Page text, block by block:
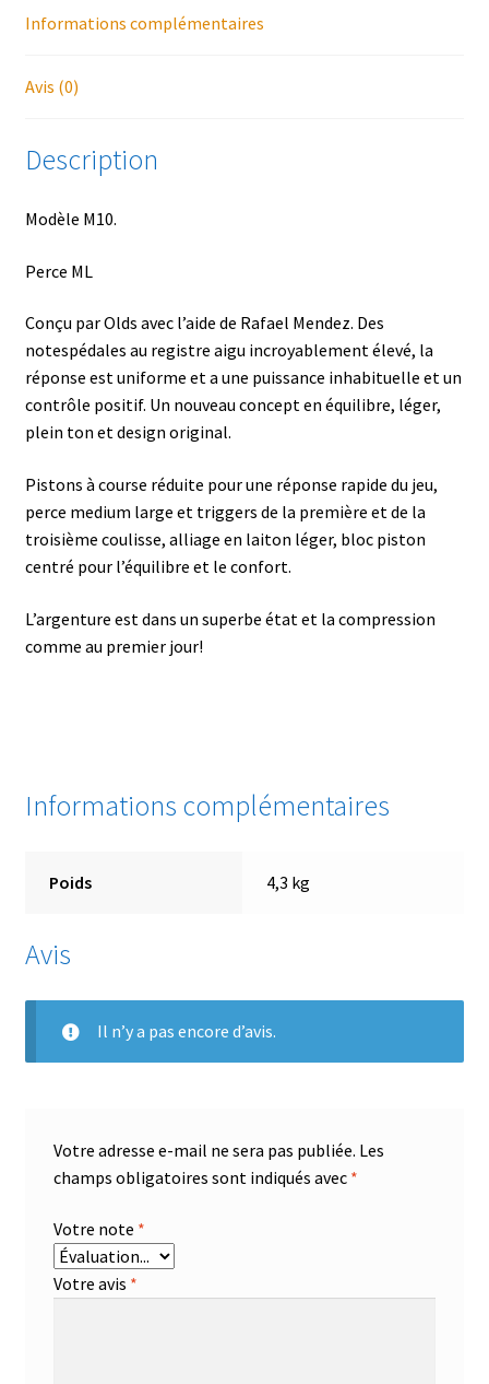
Informations complémentaires
Avis (0)
Description
Modèle M10.
Perce ML
Conçu par Olds avec l’aide de Rafael Mendez. Des
notespédales au registre aigu incroyablement élevé, la
réponse est uniforme et a une puissance inhabituelle et un
contrôle positif. Un nouveau concept en équilibre, léger,
plein ton et design original.
Pistons à course réduite pour une réponse rapide du jeu,
perce medium large et triggers de la première et de la
troisième coulisse, alliage en laiton léger, bloc piston
centré pour l’équilibre et le confort.
L’argenture est dans un superbe état et la compression
comme au premier jour!
Informations complémentaires
Poids 4,3 kg
Avis
Il n’y a pas encore d’avis.
Votre adresse e-mail ne sera pas publiée. Les
champs obligatoires sont indiqués avec *
Votre note *
Votre avis *